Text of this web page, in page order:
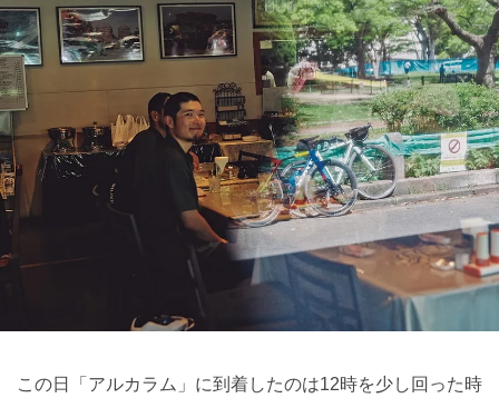
この日「アルカラム」に到着したのは12時を少し回った時